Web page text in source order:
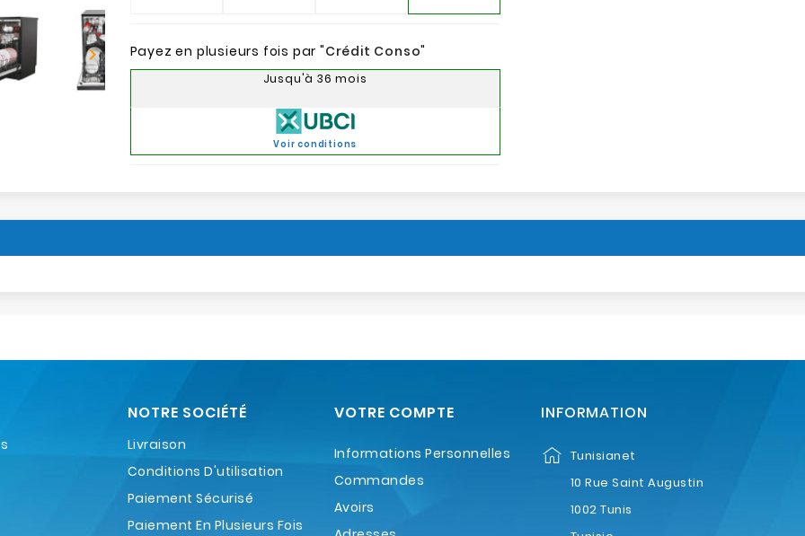
 Payez en plusieurs fois par "Crédit Conso"
Jusqu'à 36 mois
Voir conditions
NOTRE SOCIÉTÉ
Livraison
Conditions D'utilisation
Paiement Sécurisé
Paiement En Plusieurs Fois
VOTRE COMPTE
Informations Personnelles
Commandes
Avoirs
INFORMATION
Tunisianet
10 Rue Saint Augustin
1002 Tunis